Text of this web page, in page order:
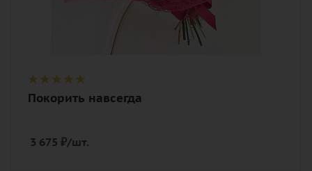
Покорить навсегда
3 675 ₽/шт.